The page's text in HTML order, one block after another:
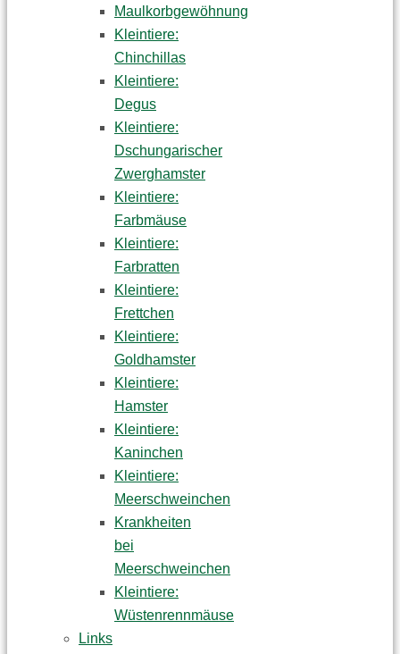
Maulkorbgewöhnung
Kleintiere:
Chinchillas
Kleintiere:
Degus
Kleintiere:
Dschungarischer
Zwerghamster
Kleintiere:
Farbmäuse
Kleintiere:
Farbratten
Kleintiere:
Frettchen
Kleintiere:
Goldhamster
Kleintiere:
Hamster
Kleintiere:
Kaninchen
Kleintiere:
Meerschweinchen
Krankheiten
bei
Meerschweinchen
Kleintiere:
Wüstenrennmäuse
Links